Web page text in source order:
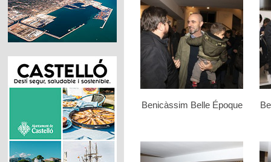
Benicàssim Belle Époque